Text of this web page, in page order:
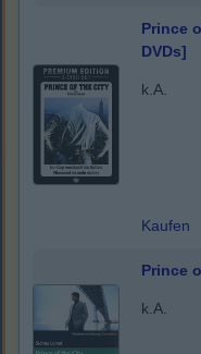
Prince
DVDs]
k.A.
Kaufen
Prince
k.A.